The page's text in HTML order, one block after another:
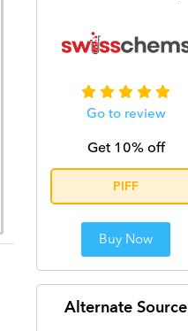
Go to review
Get 10% off
PIFF
Buy Now
Alternate Source